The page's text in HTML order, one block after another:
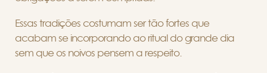
Essas tradições costumam ser tão fortes que
acabam se incorporando ao ritual do grande dia
sem que os noivos pensem a respeito.